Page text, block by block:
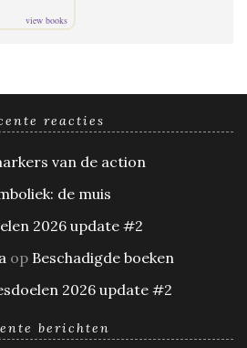
view books
reacties
van de action
de muis
2026 update #2
op Beschadigde boeken
2026 update #2
berichten